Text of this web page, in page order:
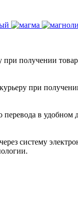
при получении
при
перевода в
систему